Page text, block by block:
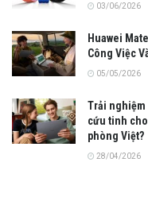
03/06/2026
Huawei
Công Việc
05/05/2026
Trải nghiệm
cứu tinh
phòng Việt?
28/04/2026